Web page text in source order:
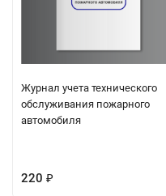
Журнал учета технического
обслуживания пожарного
автомобиля
220 ₽